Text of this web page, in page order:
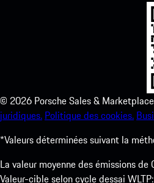
© 2026 Porsche Sales &
juridiques. Politique des cookies.
*Valeurs déterminées suivant la
La valeur moyenne des émissions
Valeur-cible selon cycle dessai